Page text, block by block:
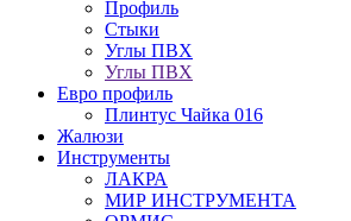
Профиль
Стыки
Углы ПВХ
Углы ПВХ
Евро профиль
Плинтус Чайка 016
Жалюзи
Инструменты
ЛАКРА
МИР ИНСТРУМЕНТА